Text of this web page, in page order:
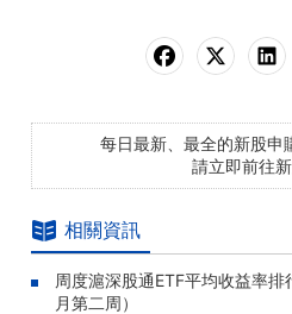
每日最新、最全的新股申
請立即前往
相關資訊
周度滬深股通ETF平均收益率
月第二周）